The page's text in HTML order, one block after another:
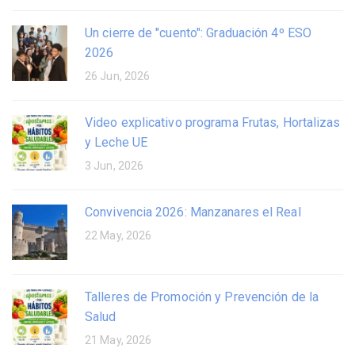
Un cierre de "cuento": Graduación 4º ESO
2026
26 Jun, 2026
Video explicativo programa Frutas, Hortalizas
y Leche UE
3 Jun, 2026
Convivencia 2026: Manzanares el Real
22 May, 2026
Talleres de Promoción y Prevención de la
Salud
21 May, 2026